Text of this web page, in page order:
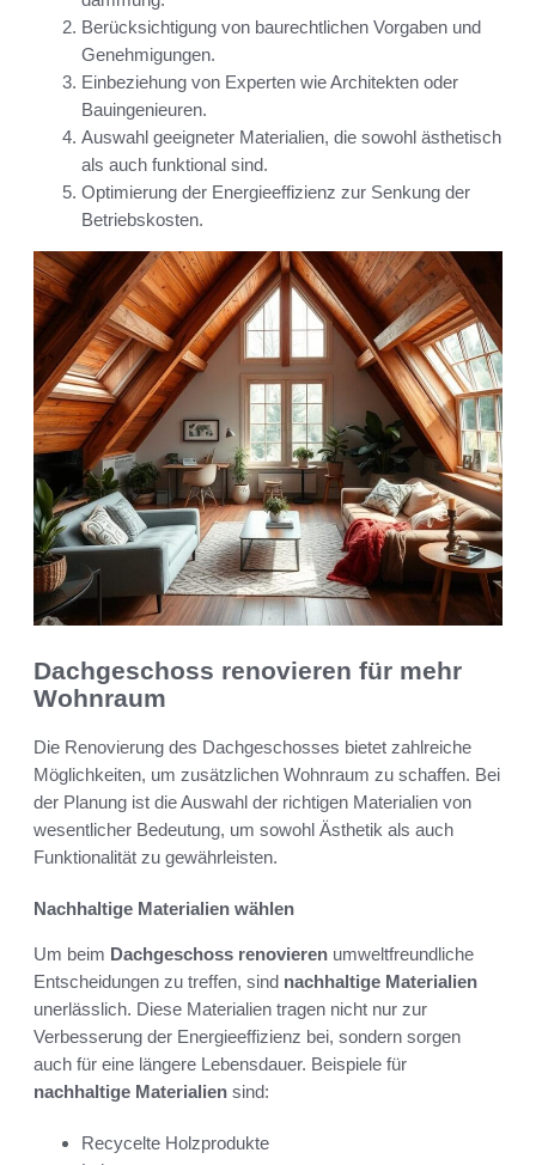
Berücksichtigung von baurechtlichen Vorgaben und
Genehmigungen.
Einbeziehung von Experten wie Architekten oder
Bauingenieuren.
Auswahl geeigneter Materialien, die sowohl ästhetisch
als auch funktional sind.
Optimierung der Energieeffizienz zur Senkung der
Betriebskosten.
Dachgeschoss renovieren für mehr
Wohnraum
Die Renovierung des Dachgeschosses bietet zahlreiche
Möglichkeiten, um zusätzlichen Wohnraum zu schaffen. Bei
der Planung ist die Auswahl der richtigen Materialien von
wesentlicher Bedeutung, um sowohl Ästhetik als auch
Funktionalität zu gewährleisten.
Nachhaltige Materialien wählen
Um beim Dachgeschoss renovieren umweltfreundliche
Entscheidungen zu treffen, sind nachhaltige Materialien
unerlässlich. Diese Materialien tragen nicht nur zur
Verbesserung der Energieeffizienz bei, sondern sorgen
auch für eine längere Lebensdauer. Beispiele für
nachhaltige Materialien sind:
Recycelte Holzprodukte